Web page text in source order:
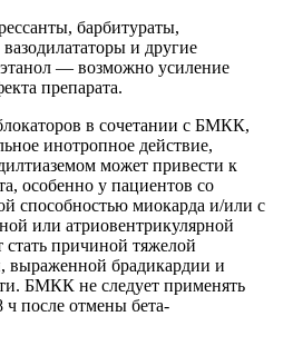
барбитураты,
и другие
— возможно усиление
препарата.
в сочетании с БМКК,
инотропное действие,
может привести к
особенно у пациентов со
способностью миокарда и/или с
или атриовентрикулярной
причиной тяжелой
выраженной брадикардии и
БМКК не следует применять
ч после отмены бета-